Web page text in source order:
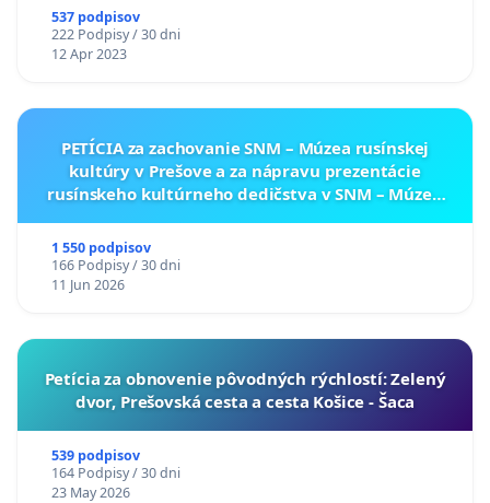
537 podpisov
222 Podpisy / 30 dni
12 Apr 2023
PETÍCIA za zachovanie SNM – Múzea rusínskej
kultúry v Prešove a za nápravu prezentácie
rusínskeho kultúrneho dedičstva v SNM – Múzeu
1 550 podpisov
166 Podpisy / 30 dni
11 Jun 2026
​Petícia za obnovenie pôvodných rýchlostí: Zelený
dvor, Prešovská cesta a cesta Košice - Šaca
539 podpisov
164 Podpisy / 30 dni
23 May 2026